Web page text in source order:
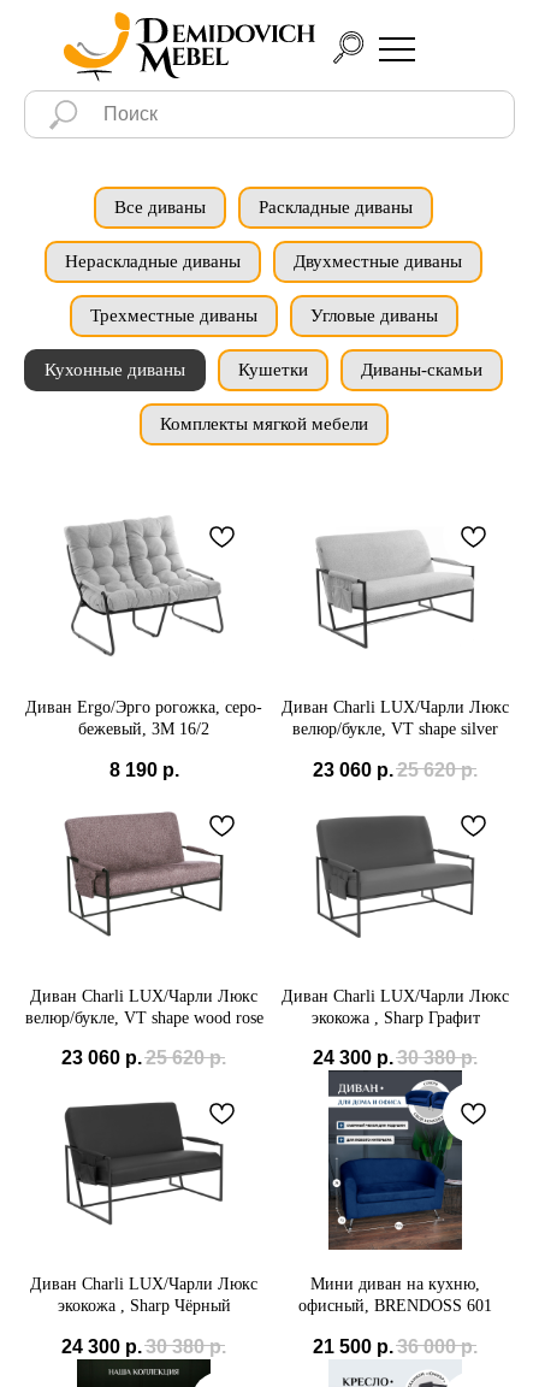
Все диваны Раскладные диваны
Нераскладные диваны Двухместные диваны
Трехместные диваны Угловые диваны
Кухонные диваны Кушетки Диваны-скамьи
Комплекты мягкой мебели
Диван Ergo/Эрго рогожка, серо-
бежевый, 3M 16/2
8 190 р.
Диван Charli LUX/Чарли Люкс
велюр/букле, VT shape silver
23 060 р.25 620 р.
Диван Charli LUX/Чарли Люкс
велюр/букле, VT shape wood rose
23 060 р.25 620 р.
Диван Charli LUX/Чарли Люкс
экокожа , Sharp Графит
24 300 р.30 380 р.
Диван Charli LUX/Чарли Люкс
экокожа , Sharp Чёрный
24 300 р.30 380 р.
Мини диван на кухню,
офисный, BRENDOSS 601
21 500 р.36 000 р.